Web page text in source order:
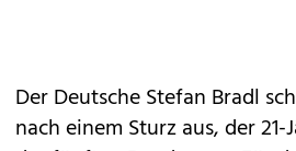
Der Deutsche Stefan Bradl
nach einem Sturz aus, der